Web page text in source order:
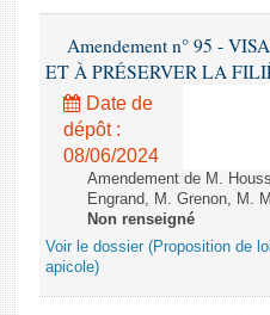
Amendement n° 95 -
ET À PRÉSERVER LA
Date de
dépôt :
08/06/2024
Amendement de M.
Engrand, M. Grenon, M.
Non renseigné
Voir le dossier (Proposition de
apicole)